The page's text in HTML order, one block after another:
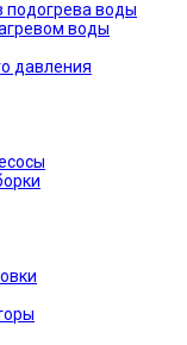
подогрева воды
воды
давления